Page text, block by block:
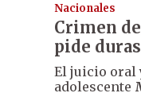
Nacionales
Crimen
pide
El juicio oral
adolescente